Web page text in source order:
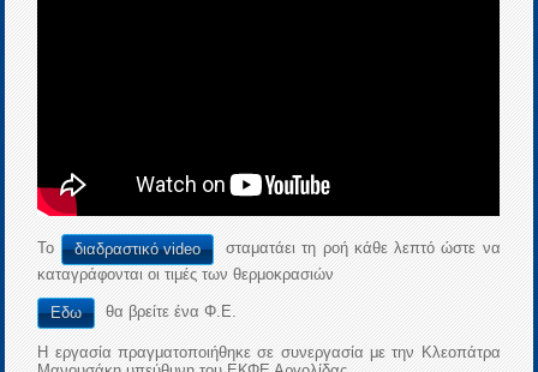
Το διαδραστικό video
σταματάει τη ροή κάθε λεπτό ώστε να
καταγράφονται οι τιμές των θερμοκρασιών
Εδω θα βρείτε ένα Φ.Ε.
Η εργασία πραγματοποιήθηκε σε συνεργασία με την Κλεοπάτρα